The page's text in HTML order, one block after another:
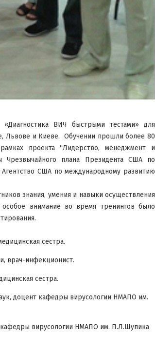
ВИЧ быстрыми тестами» для
Львове и Киеве. Обучении прошли более 80
проекта “Лидерство, менеджмент и
Чрезвычайного плана Президента США по
США по международному развитию
знания, умения и навыки осуществления
внимание во время тренингов было
сестра.
врач-инфекционист.
сестра.
доцент кафедры вирусологии НМАПО им.
кафедры вирусологии НМАПО им. П.Л.Шупика